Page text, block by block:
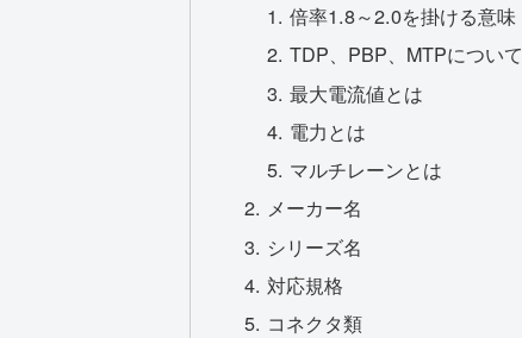
倍率1.8～2.0を掛ける意味
TDP、PBP、MTPについて
最大電流値とは
電力とは
マルチレーンとは
メーカー名
シリーズ名
対応規格
コネクタ類